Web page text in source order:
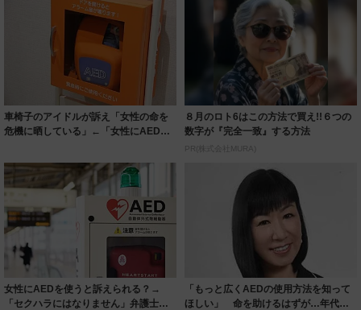
車椅子のアイドルが訴え「女性の命を
危機に晒している」←「女性にAEDを
８月のロト6はこの方法で買え!!６つの
数字が『完全一致』する方法
PR(株式会社MURA)
女性にAEDを使うと訴えられる？→
「セクハラにはなりません」弁護士と
「もっと広くAEDの使用方法を知って
ほしい」 命を助けるはずが…年代に